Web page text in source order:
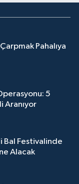
Çarpmak Pahalıya
5
Aranıyor
Bal Festivalinde
Alacak